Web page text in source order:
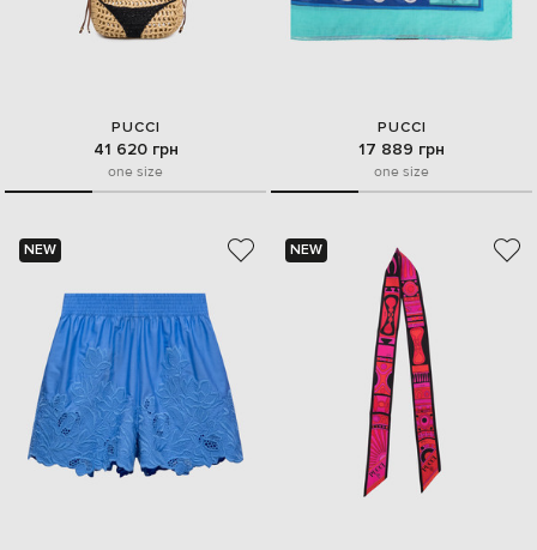
PUCCI
41 620 грн
one size
PUCCI
17 889 грн
one size
NEW NEW